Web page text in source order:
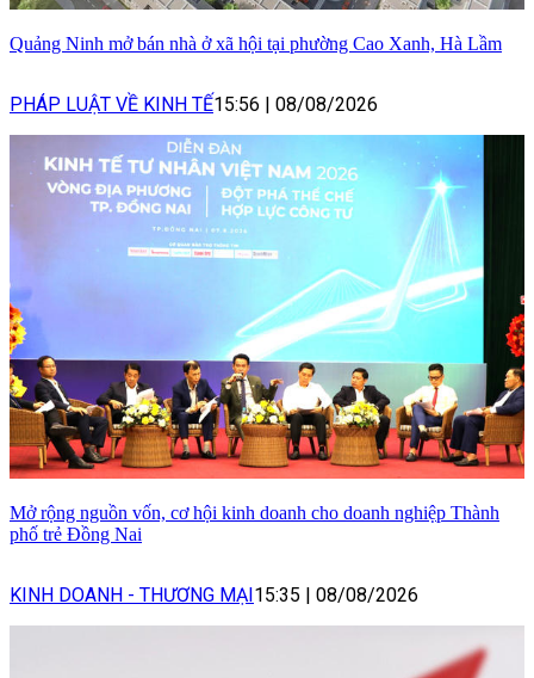
Quảng Ninh mở bán nhà ở xã hội tại phường Cao Xanh, Hà Lầm
PHÁP LUẬT VỀ KINH TẾ15:56 | 08/08/2026
Mở rộng nguồn vốn, cơ hội kinh doanh cho doanh nghiệp Thành
phố trẻ Đồng Nai
KINH DOANH - THƯƠNG MẠI15:35 | 08/08/2026